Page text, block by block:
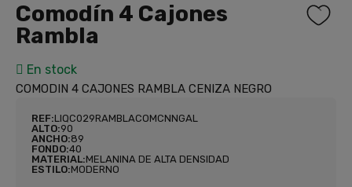
Comodín 4 Cajones
Rambla
En stock
COMODIN 4 CAJONES RAMBLA CENIZA NEGRO
REF:LIQC029RAMBLACOMCNNGAL
ALTO:90
ANCHO:89
FONDO:40
MATERIAL:MELANINA DE ALTA DENSIDAD
ESTILO:MODERNO